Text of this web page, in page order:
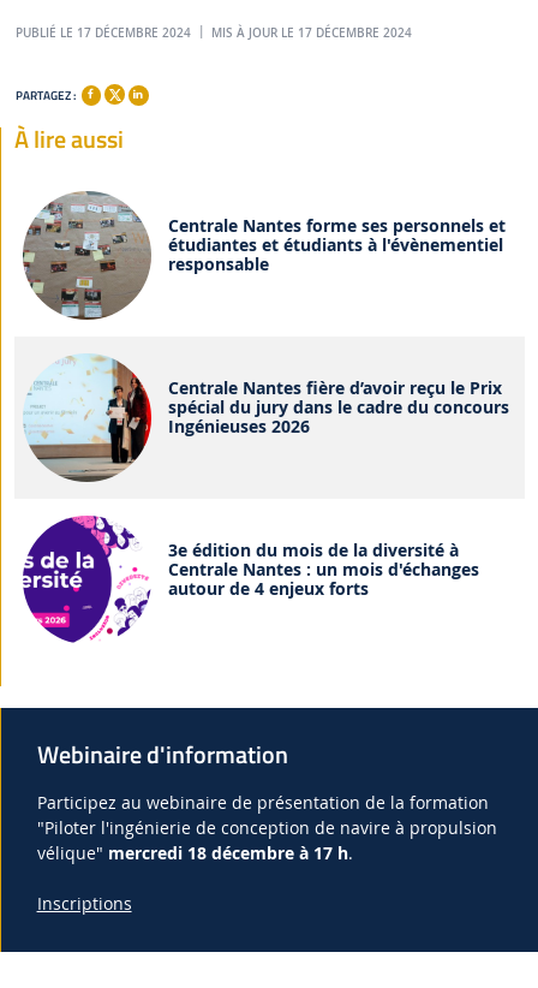
PUBLIÉ LE 17 DÉCEMBRE 2024 MIS À JOUR LE 17 DÉCEMBRE 2024
PARTAGEZ :
À lire aussi
Centrale Nantes forme ses personnels et
étudiantes et étudiants à l'évènementiel
responsable
Centrale Nantes fière d’avoir reçu le Prix
spécial du jury dans le cadre du concours
Ingénieuses 2026
3e édition du mois de la diversité à
Centrale Nantes : un mois d'échanges
autour de 4 enjeux forts
Webinaire d'information
Participez au webinaire de présentation de la formation
"Piloter l'ingénierie de conception de navire à propulsion
vélique" mercredi 18 décembre à 17 h.
Inscriptions